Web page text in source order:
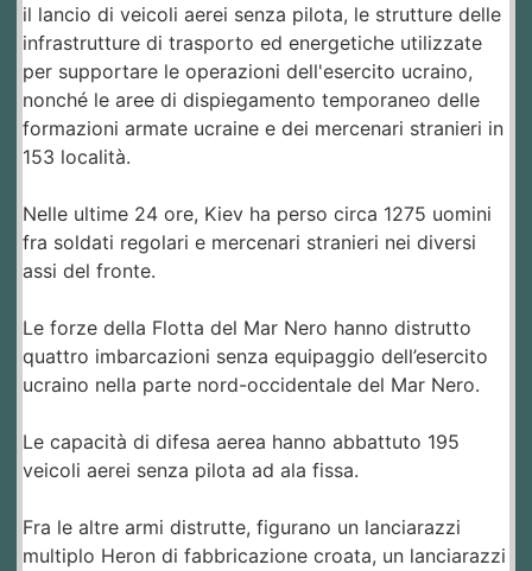
il lancio di veicoli aerei senza pilota, le strutture delle
infrastrutture di trasporto ed energetiche utilizzate
per supportare le operazioni dell'esercito ucraino,
nonché le aree di dispiegamento temporaneo delle
formazioni armate ucraine e dei mercenari stranieri in
153 località.
Nelle ultime 24 ore, Kiev ha perso circa 1275 uomini
fra soldati regolari e mercenari stranieri nei diversi
assi del fronte.
Le forze della Flotta del Mar Nero hanno distrutto
quattro imbarcazioni senza equipaggio dell’esercito
ucraino nella parte nord-occidentale del Mar Nero.
Le capacità di difesa aerea hanno abbattuto 195
veicoli aerei senza pilota ad ala fissa.
Fra le altre armi distrutte, figurano un lanciarazzi
multiplo Heron di fabbricazione croata, un lanciarazzi